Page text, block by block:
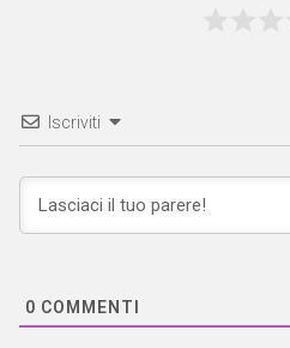
Iscriviti
0 COMMENTI